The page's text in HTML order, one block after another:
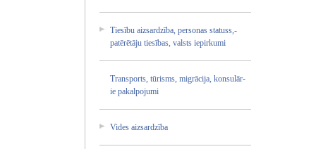
Ties­ību aizs­ardz­ība,­ pers­onas­ stat­uss,­
patē­rētā­ju ties­ības­, vals­ts iepi­rkum­i
Tran­spor­ts, tūri­sms,­ migr­ācij­a, kons­ulār­
ie paka­lpoj­umi
Vide­s aizs­ardz­ība